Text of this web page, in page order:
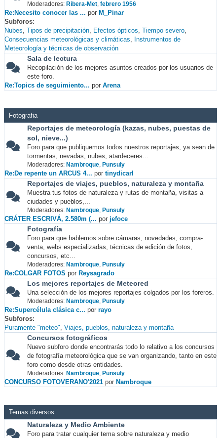
Moderadores: Ribera-Met, febrero 1956
Re:Necesito conocer las ... por M_Pinar
Subforos
Nubes Tipos de precipitación Efectos ópticos Tiempo severo
Consecuencias meteorológicas y climáticas
Instrumentos de
Meteorología y técnicas de observación
Sala de lectura
Recopilación de los mejores asuntos creados por los usuarios de
este foro.
Re:Topics de seguimiento... por Arena
Fotografia
Reportajes de meteorología (kazas, nubes, puestas de
sol, nieve...)
Foro para que publiquemos todos nuestros reportajes, ya sean de
tormentas, nevadas, nubes, atardeceres...
Moderadores: Nambroque, Punsuly
Re:De repente un ARCUS 4... por tinydicarl
Reportajes de viajes, pueblos, naturaleza y montaña
Muestra tus fotos de naturaleza y rutas de montaña, visitas a
ciudades y pueblos,...
Moderadores: Nambroque, Punsuly
CRÁTER ESCRIVÁ, 2.580m (... por jefoce
Fotografía
Foro para que hablemos sobre cámaras, novedades, compra-
venta, webs especializadas, técnicas de edición de fotos,
concursos, etc...
Moderadores: Nambroque, Punsuly
Re:COLGAR FOTOS por Reysagrado
Los mejores reportajes de Meteored
Una selección de los mejores reportajes colgados por los foreros.
Moderadores: Nambroque, Punsuly
Re:Supercélula clásica c... por rayo
Subforos
Puramente "meteo" Viajes, pueblos, naturaleza y montaña
Concursos fotográficos
Nuevo subforo donde encontrarás todo lo relativo a los concursos
de fotografía meteorológica que se van organizando, tanto en este
foro como desde otras entidades.
Moderadores: Nambroque, Punsuly
CONCURSO FOTOVERANO'2021 por Nambroque
Temas diversos
Naturaleza y Medio Ambiente
Foro para tratar cualquier tema sobre naturaleza y medio